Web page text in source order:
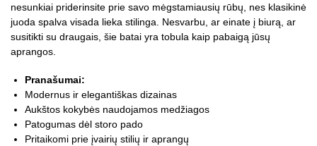
nesunkiai priderinsite prie savo mėgstamiausių rūbų, nes klasikinė
juoda spalva visada lieka stilinga. Nesvarbu, ar einate į biurą, ar
susitikti su draugais, šie batai yra tobula kaip pabaigą jūsų
aprangos.
Pranašumai:
Modernus ir elegantiškas dizainas
Aukštos kokybės naudojamos medžiagos
Patogumas dėl storo pado
Pritaikomi prie įvairių stilių ir aprangų